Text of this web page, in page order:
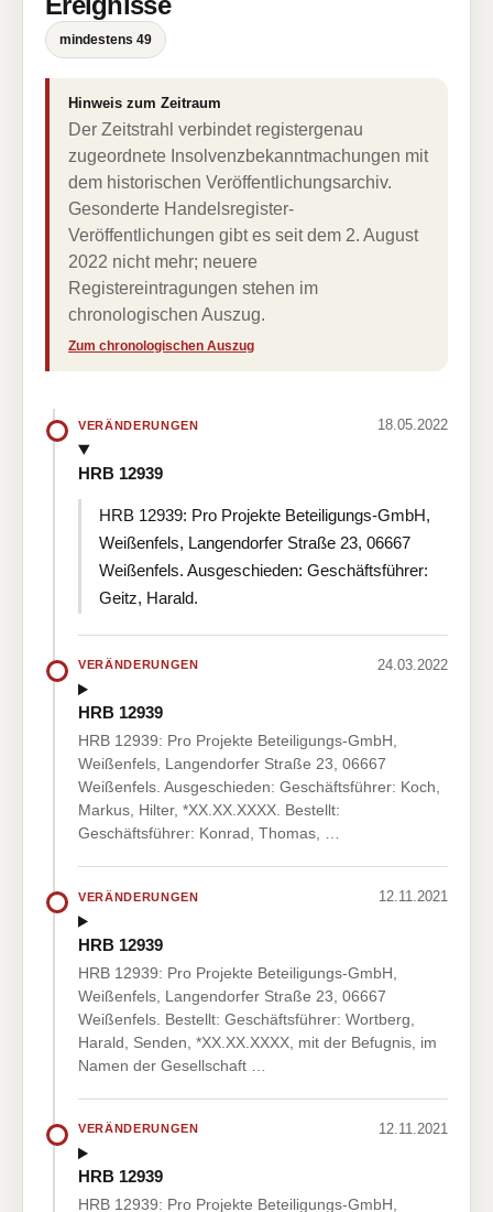
mindestens 49
Hinweis zum Zeitraum
Der Zeitstrahl verbindet registergenau
zugeordnete Insolvenzbekanntmachungen mit
dem historischen Veröffentlichungsarchiv.
Gesonderte Handelsregister-
Veröffentlichungen gibt es seit dem 2. August
2022 nicht mehr; neuere
Registereintragungen stehen im
chronologischen Auszug.
Zum chronologischen Auszug
VERÄNDERUNGEN 18.05.2022
HRB 12939
HRB 12939: Pro Projekte Beteiligungs-GmbH,
Weißenfels, Langendorfer Straße 23, 06667
Weißenfels. Ausgeschieden: Geschäftsführer:
Geitz, Harald.
VERÄNDERUNGEN 24.03.2022
HRB 12939
HRB 12939: Pro Projekte Beteiligungs-GmbH,
Weißenfels, Langendorfer Straße 23, 06667
Weißenfels. Ausgeschieden: Geschäftsführer: Koch,
Markus, Hilter, *XX.XX.XXXX. Bestellt:
Geschäftsführer: Konrad, Thomas, …
VERÄNDERUNGEN 12.11.2021
HRB 12939
HRB 12939: Pro Projekte Beteiligungs-GmbH,
Weißenfels, Langendorfer Straße 23, 06667
Weißenfels. Bestellt: Geschäftsführer: Wortberg,
Harald, Senden, *XX.XX.XXXX, mit der Befugnis, im
Namen der Gesellschaft …
VERÄNDERUNGEN 12.11.2021
HRB 12939
HRB 12939: Pro Projekte Beteiligungs-GmbH,